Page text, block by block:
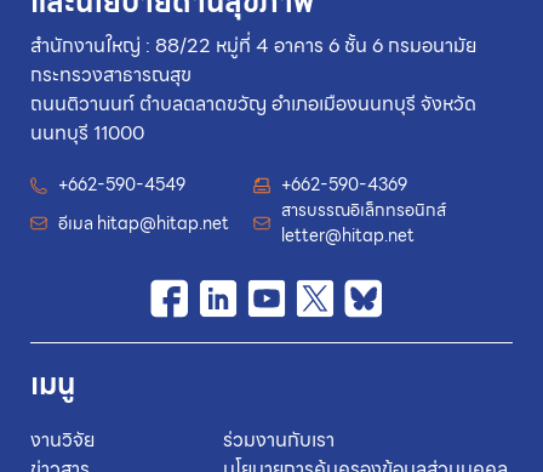
สำนักงานใหญ่ : 88/22 หมู่ที่ 4 อาคาร 6 ชั้น 6 กรมอนามัย
กระทรวงสาธารณสุข
ถนนติวานนท์ ตำบลตลาดขวัญ อำเภอเมืองนนทบุรี จังหวัด
นนทบุรี 11000
+662-590-4549
+662-590-4369
อีเมล hitap@hitap.net
สารบรรณอิเล็กทรอนิกส์
letter@hitap.net
เมนู
งานวิจัย
ร่วมงานกับเรา